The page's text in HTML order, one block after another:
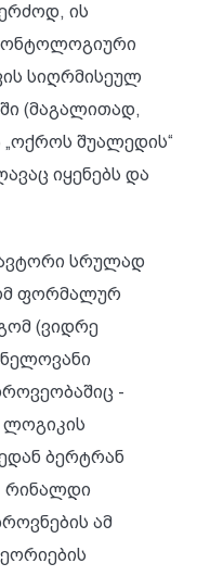
ის
ონტოლოგიური
სიღრმისეულ
(მაგალითად,
შუალედის“
იყენებს და
ავტორი სრულად
ფორმალურ
(ვიდრე
-
ლოგიკის
ბერტრან
რინალდი
ამ